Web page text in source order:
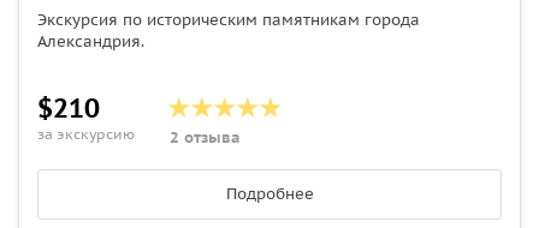
Экскурсия по историческим памятникам города
Александрия.
$210
за экскурсию 2 отзыва
Подробнее